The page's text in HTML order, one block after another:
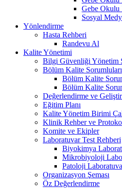
Gebe Okulu
Sosyal
Yönlendirme
Hasta Rehberi
Randevu Al
Kalite Yönetimi
Bilgi Güvenliği Yönetim
Bölüm Kalite Sorumluları
Bölüm Kalite
Bölüm Kalite
Değerlendirme ve
Eğitim Planı
Kalite Yönetim Birimi
Klinik Rehber ve
Komite ve Ekipler
Laboratuvar Test Rehberi
Biyokimya
Mikrobiyoloji
Patoloji
Organizasyon Şeması
Öz Değerlendirme